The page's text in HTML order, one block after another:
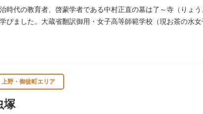
時代の教育者、啓蒙学者である中村正直の墓は了～寺（りょ
びました。大蔵省翻訳御用・女子高等師範学校（現お茶の水
上野・御徒町エリア
塚